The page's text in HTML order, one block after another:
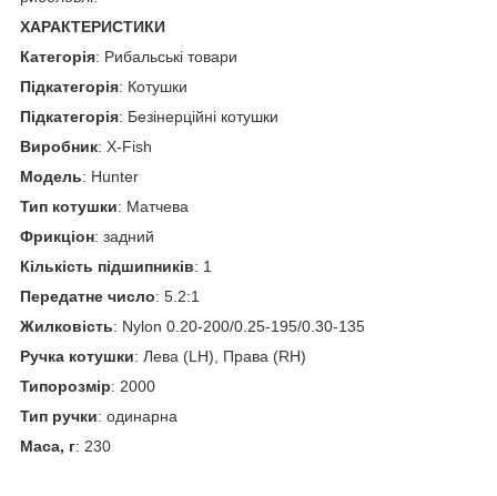
ХАРАКТЕРИСТИКИ
Категорія: Рибальські товари
Підкатегорія: Котушки
Підкатегорія: Безінерційні котушки
Виробник: X-Fish
Модель: Hunter
Тип котушки: Матчева
Фрикціон: задний
Кількість підшипників: 1
Передатне число: 5.2:1
Жилковість: Nylon 0.20-200/0.25-195/0.30-135
Ручка котушки: Лева (LH), Права (RH)
Типорозмір: 2000
Тип ручки: одинарна
Маса, г: 230